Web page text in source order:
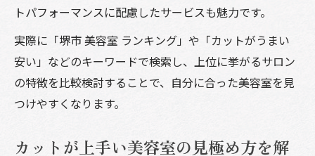
口コミを活用した美容室選びの方法
トパフォーマンスに配慮したサービスも魅力です。
実際に「堺市 美容室 ランキング」や「カットがうまい
安い」などのキーワードで検索し、上位に挙がるサロン
の特徴を比較検討することで、自分に合った美容室を見
つけやすくなります。
カットが上手い美容室の見極め方を解